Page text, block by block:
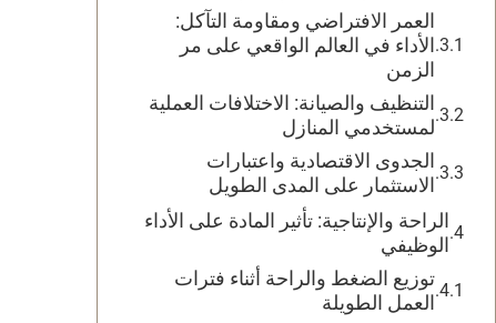
العمر الافتراضي ومقاومة التآكل:
الأداء في العالم الواقعي على مر
الزمن
التنظيف والصيانة: الاختلافات العملية
لمستخدمي المنازل
الجدوى الاقتصادية واعتبارات
الاستثمار على المدى الطويل
الراحة والإنتاجية: تأثير المادة على الأداء
الوظيفي
توزيع الضغط والراحة أثناء فترات
العمل الطويلة